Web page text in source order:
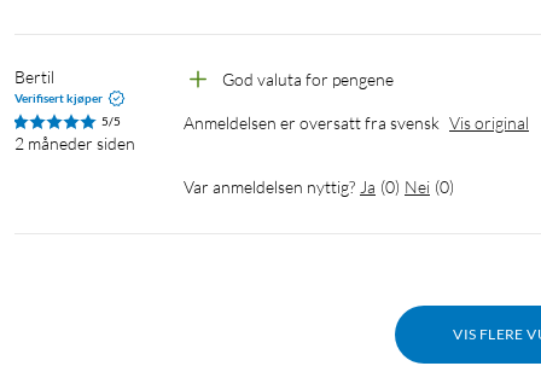
Bertil
Verifisert kjøper
5/5
2 måneder siden
God valuta for pengene
Anmeldelsen er oversatt fra svensk Vis original
Var anmeldelsen nyttig? Ja (0) Nei (0)
VIS FLERE